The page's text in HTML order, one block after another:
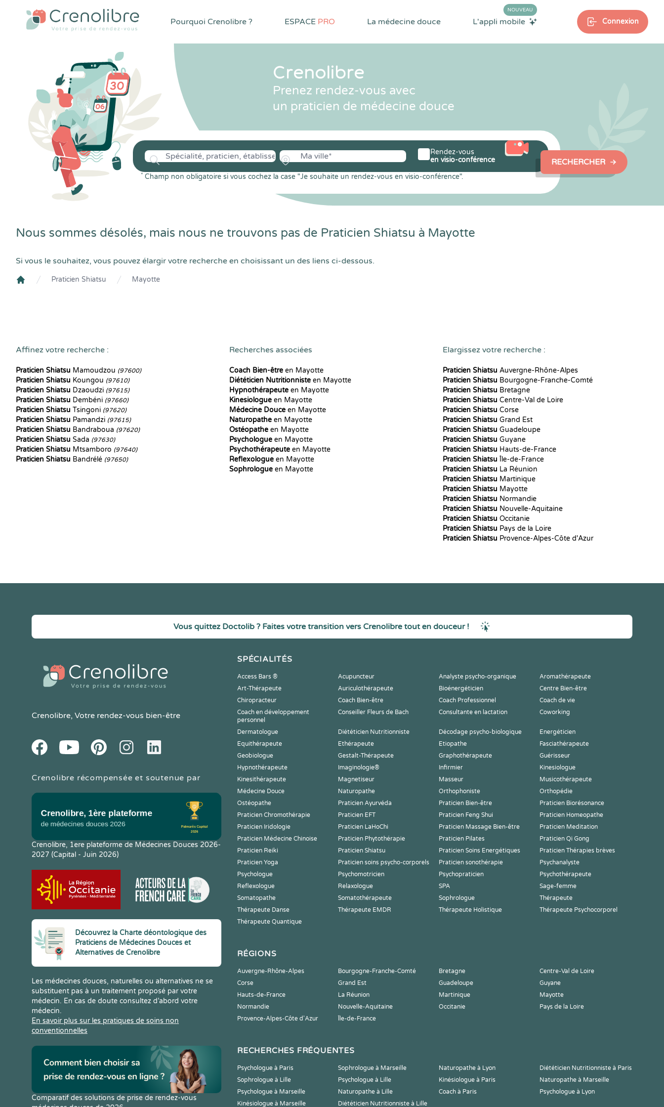
Pourquoi Crenolibre ? ESPACE PRO La médecine douce L'appli mobile
NOUVEAU
Connexion
Crenolibre
Prenez rendez-vous avec
un praticien de médecine douce
* Champ non obligatoire si vous cochez la case "Je souhaite un rendez-vous en visio-conférence".
Rendez-vous
en visio-conférence
RECHERCHER
Nous sommes désolés, mais nous ne trouvons pas de Praticien Shiatsu à Mayotte
Si vous le souhaitez, vous pouvez élargir votre recherche en choisissant un des liens ci-dessous.
Praticien Shiatsu Mayotte
Affinez votre recherche :
Praticien Shiatsu Mamoudzou (97600)
Praticien Shiatsu Koungou (97610)
Praticien Shiatsu Dzaoudzi (97615)
Praticien Shiatsu Dembéni (97660)
Praticien Shiatsu Tsingoni (97620)
Praticien Shiatsu Pamandzi (97615)
Praticien Shiatsu Bandraboua (97620)
Praticien Shiatsu Sada (97630)
Praticien Shiatsu Mtsamboro (97640)
Praticien Shiatsu Bandrélé (97650)
Recherches associées
Coach Bien-être en Mayotte
Diététicien Nutritionniste en Mayotte
Hypnothérapeute en Mayotte
Kinesiologue en Mayotte
Médecine Douce en Mayotte
Naturopathe en Mayotte
Ostéopathe en Mayotte
Psychologue en Mayotte
Psychothérapeute en Mayotte
Reflexologue en Mayotte
Sophrologue en Mayotte
Elargissez votre recherche :
Praticien Shiatsu Auvergne-Rhône-Alpes
Praticien Shiatsu Bourgogne-Franche-Comté
Praticien Shiatsu Bretagne
Praticien Shiatsu Centre-Val de Loire
Praticien Shiatsu Corse
Praticien Shiatsu Grand Est
Praticien Shiatsu Guadeloupe
Praticien Shiatsu Guyane
Praticien Shiatsu Hauts-de-France
Praticien Shiatsu Île-de-France
Praticien Shiatsu La Réunion
Praticien Shiatsu Martinique
Praticien Shiatsu Mayotte
Praticien Shiatsu Normandie
Praticien Shiatsu Nouvelle-Aquitaine
Praticien Shiatsu Occitanie
Praticien Shiatsu Pays de la Loire
Praticien Shiatsu Provence-Alpes-Côte d'Azur
Vous quittez Doctolib ? Faites votre transition vers Crenolibre tout en douceur !
Crenolibre, Votre rendez-vous bien-être
FacebookYoutube PinteresetInstagramLinkedIn
Crenolibre récompensée et soutenue par
Crenolibre, 1ere plateforme de Médecines Douces 2026-
2027 (Capital - Juin 2026)
Découvrez la Charte déontologique des
Praticiens de Médecines Douces et
Alternatives de Crenolibre
Les médecines douces, naturelles ou alternatives ne se
substituent pas à un traitement proposé par votre
médecin. En cas de doute consultez d’abord votre
médecin.
En savoir plus sur les pratiques de soins non
conventionnelles
Comparatif des solutions de prise de rendez-vous
SPÉCIALITÉS
Access Bars ® Acupuncteur Analyste psycho-organique
Aromathérapeute
Art-Thérapeute
Auriculothérapeute Bioénergéticien
Centre Bien-être
Chiropracteur
Coach Bien-être Coach Professionnel
Coach de vie
Coach en développement
personnel
Conseiller Fleurs de Bach Consultante en lactation Coworking
Dermatologue Diététicien Nutritionniste Décodage psycho-biologique
Energéticien
Equithérapeute
Ethérapeute Etiopathe
Fasciathérapeute
Geobiologue
Gestalt-Thérapeute Graphothérapeute
Guérisseur
Hypnothérapeute
Imaginologie® Infirmier
Kinesiologue
Kinesithérapeute
Magnetiseur Masseur
Musicothérapeute
Médecine Douce
Naturopathe Orthophoniste
Orthopédie
Ostéopathe
Praticien Ayurvéda Praticien Bien-être
Praticien Biorésonance
Praticien Chromothérapie
Praticien EFT Praticien Feng Shui
Praticien Homeopathe
Praticien Iridologie
Praticien LaHoChi Praticien Massage Bien-être
Praticien Meditation
Praticien Médecine Chinoise
Praticien Phytothérapie Praticien Pilates
Praticien Qi Gong
Praticien Reiki
Praticien Shiatsu Praticien Soins Energétiques
Praticien Thérapies brèves
Praticien Yoga
Praticien soins psycho-corporels Praticien sonothérapie
Psychanalyste
Psychologue
Psychomotricien Psychopraticien
Psychothérapeute
Reflexologue
Relaxologue SPA
Sage-femme
Somatopathe
Somatothérapeute Sophrologue
Thérapeute
Thérapeute Danse
Thérapeute EMDR Thérapeute Holistique
Thérapeute Psychocorporel
Thérapeute Quantique
RÉGIONS
Auvergne-Rhône-Alpes Bourgogne-Franche-Comté Bretagne
Centre-Val de Loire
Corse
Grand Est Guadeloupe
Guyane
Hauts-de-France
La Réunion Martinique
Mayotte
Normandie
Nouvelle-Aquitaine Occitanie
Pays de la Loire
Provence-Alpes-Côte d'Azur
Île-de-France
RECHERCHES FRÉQUENTES
Psychologue à Paris Sophrologue à Marseille Naturopathe à Lyon
Diététicien Nutritionniste à Paris
Sophrologue à Lille
Psychologue à Lille Kinésiologue à Paris
Naturopathe à Marseille
Psychologue à Marseille
Naturopathe à Lille Coach à Paris
Psychologue à Lyon
Kinésiologue à Marseille
Diététicien Nutritionniste à Lille